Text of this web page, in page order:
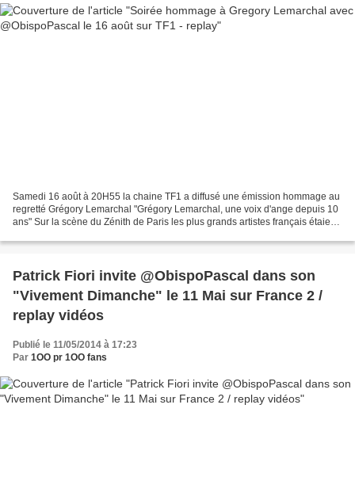
Samedi 16 août à 20H55 la chaine TF1 a diffusé une émission hommage au
regretté Grégory Lemarchal "Grégory Lemarchal, une voix d'ange depuis 10
ans" Sur la scène du Zénith de Paris les plus grands artistes français étaient
Patrick Fiori invite @ObispoPascal dans son
"Vivement Dimanche" le 11 Mai sur France 2 /
replay vidéos
Publié le 11/05/2014 à 17:23
Par 1OO pr 1OO fans